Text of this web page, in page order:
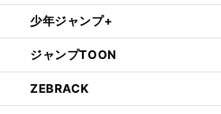
少年ジャンプ+
ジャンプTOON
ZEBRACK